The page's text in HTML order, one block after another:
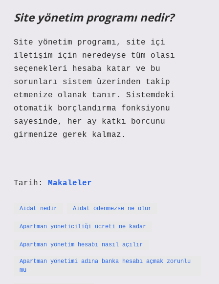
Site yönetim programı nedir?
Site yönetim programı, site içi
iletişim için neredeyse tüm olası
seçenekleri hesaba katar ve bu
sorunları sistem üzerinden takip
etmenize olanak tanır. Sistemdeki
otomatik borçlandırma fonksiyonu
sayesinde, her ay katkı borcunu
girmenize gerek kalmaz.
Tarih: Makaleler
Aidat nedir Aidat ödenmezse ne olur
Apartman yöneticiliği ücreti ne kadar
Apartman yönetim hesabı nasıl açılır
Apartman yönetimi adına banka hesabı açmak zorunlu
mu